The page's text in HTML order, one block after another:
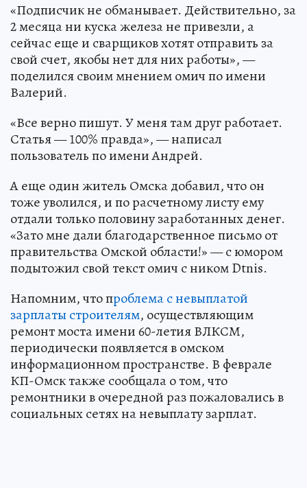
«Подписчик не обманывает. Действительно, за
2 месяца ни куска железа не привезли, а
сейчас еще и сварщиков хотят отправить за
свой счет, якобы нет для них работы», —
поделился своим мнением омич по имени
Валерий.
«Все верно пишут. У меня там друг работает.
Статья — 100% правда», — написал
пользователь по имени Андрей.
А еще один житель Омска добавил, что он
тоже уволился, и по расчетному листу ему
отдали только половину заработанных денег.
«Зато мне дали благодарственное письмо от
правительства Омской области!» — с юмором
подытожил свой текст омич с ником Dtnis.
Напомним, что проблема с невыплатой
зарплаты строителям, осуществляющим
ремонт моста имени 60-летия ВЛКСМ,
периодически появляется в омском
информационном пространстве. В феврале
КП-Омск также сообщала о том, что
ремонтники в очередной раз пожаловались в
социальных сетях на невыплату зарплат.